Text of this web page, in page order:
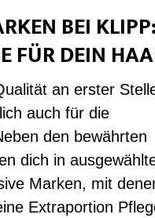
BEI KLIPP:
FÜR DEIN
an erster
auch für die
den bewährten
dich in
Marken, mit
Extraportion